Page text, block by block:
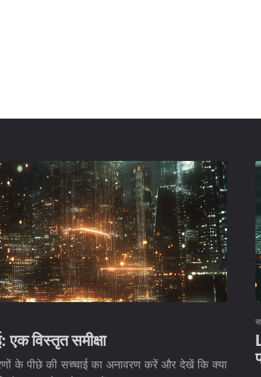
विस्तृत समीक्षा
के पीछे की सच्चाई का अनावरण करें और देखें कि क्या